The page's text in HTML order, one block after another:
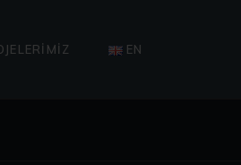
EN
DEVAM EDEN PROJELERIMIZ